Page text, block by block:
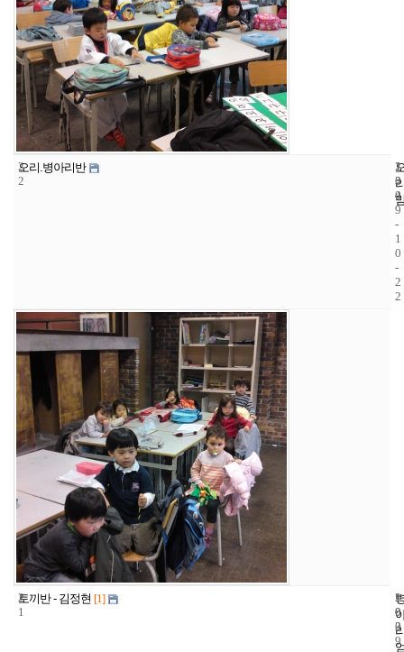
2
2
오리.병아리반
1
3
4
2
0
0
9
-
1
0
-
2
2
2
1
토끼반 - 김정현 [1]
1
0
3
2
0
0
9